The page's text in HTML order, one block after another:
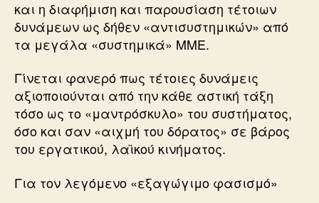
και η διαφήμιση και παρουσίαση τέτοιων
δυνάμεων ως δήθεν «αντισυστημικών» από
τα μεγάλα «συστημικά» ΜΜΕ.
Γίνεται φανερό πως τέτοιες δυνάμεις
αξιοποιούνται από την κάθε αστική τάξη
τόσο ως το «μαντρόσκυλο» του συστήματος,
όσο και σαν «αιχμή του δόρατος» σε βάρος
του εργατικού, λαϊκού κινήματος.
Για τον λεγόμενο «εξαγώγιμο φασισμό»